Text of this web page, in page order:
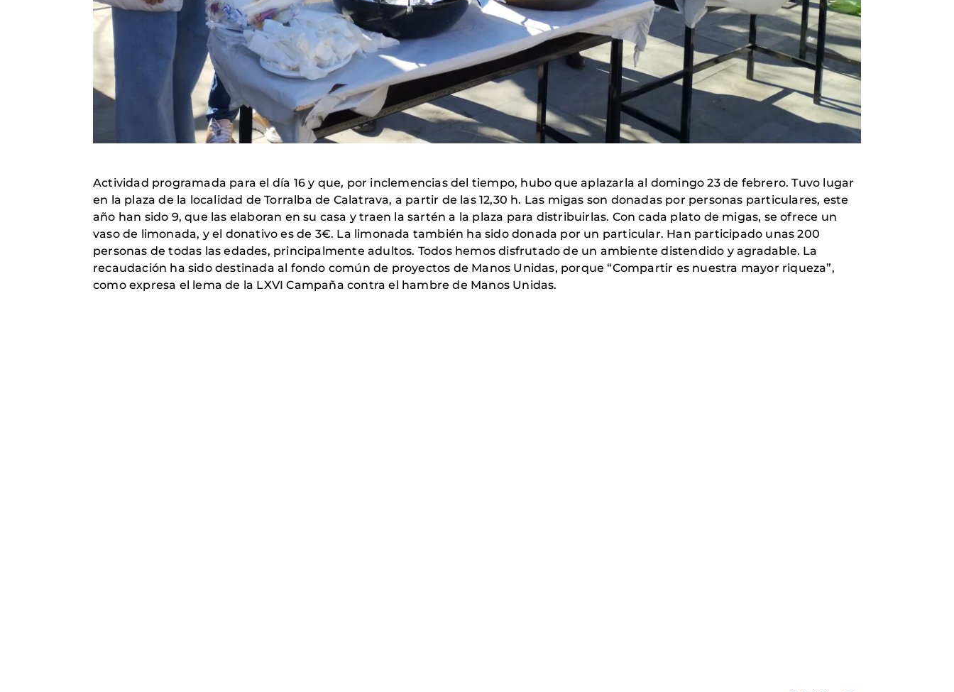
Actividad programada para el día 16 y que, por inclemencias del tiempo, hubo que aplazarla al domingo 23 de febrero. Tuvo lugar
en la plaza de la localidad de Torralba de Calatrava, a partir de las 12,30 h. Las migas son donadas por personas particulares, este
año han sido 9, que las elaboran en su casa y traen la sartén a la plaza para distribuirlas. Con cada plato de migas, se ofrece un
vaso de limonada, y el donativo es de 3€. La limonada también ha sido donada por un particular. Han participado unas 200
personas de todas las edades, principalmente adultos. Todos hemos disfrutado de un ambiente distendido y agradable. La
recaudación ha sido destinada al fondo común de proyectos de Manos Unidas, porque “Compartir es nuestra mayor riqueza”,
como expresa el lema de la LXVI Campaña contra el hambre de Manos Unidas.